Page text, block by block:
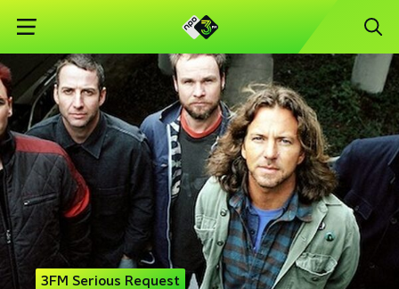
3FM Serious Request